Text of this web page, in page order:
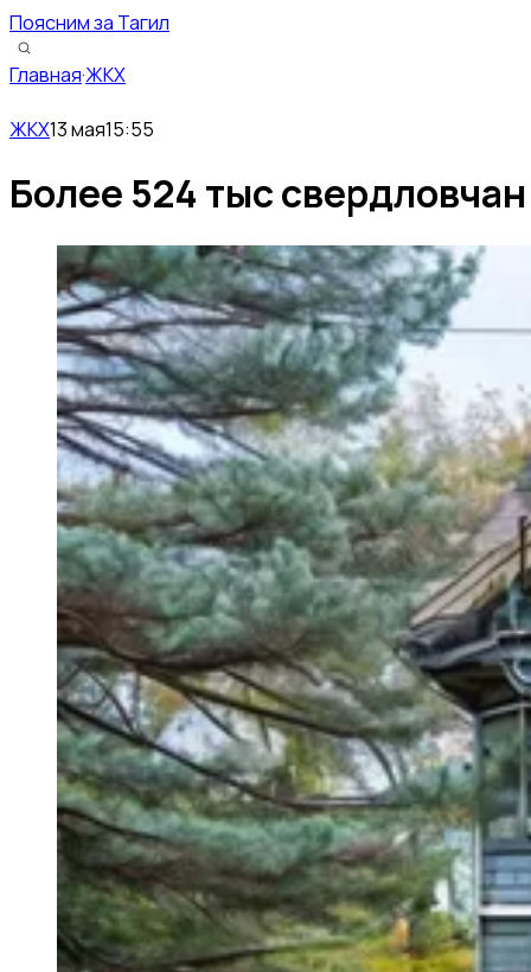
Поясним за Тагил
Главная·ЖКХ
ЖКХ13 мая15:55
Более 524 тыс